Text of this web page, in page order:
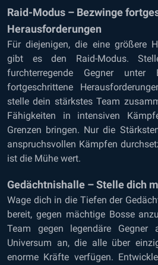
Raid-Modus – Bezwinge
Herausforderungen
Für diejenigen, die eine größere
gibt es den Raid-Modus.
furchterregende Gegner unter
fortgeschrittene
stelle dein stärkstes Team
Fähigkeiten in intensiven
Grenzen bringen. Nur die
anspruchsvollen Kämpfen
ist die Mühe wert.
Gedächtnishalle – Stelle dich
Wage dich in die Tiefen der
bereit, gegen mächtige Bosse
Team gegen legendäre
Universum an, die alle über
enorme Kräfte verfügen.